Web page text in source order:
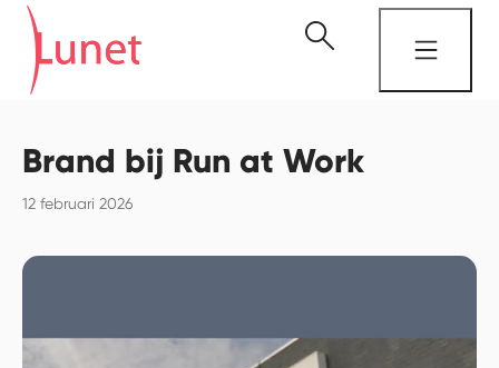
Brand bij Run at Work
12 februari 2026